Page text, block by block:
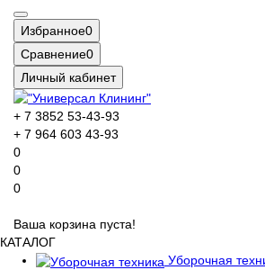
Избранное0
Сравнение0
Личный кабинет
+ 7 3852 53-43-93
+ 7 964 603 43-93
0
0
0
Ваша корзина пуста!
КАТАЛОГ
Уборочная